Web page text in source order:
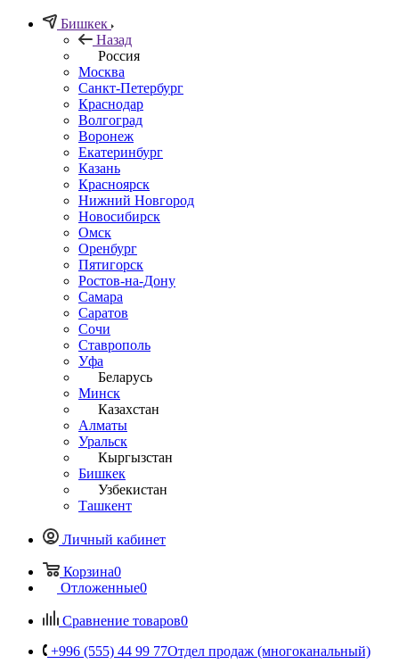
Бишкек
Назад
Россия
Москва
Санкт-Петербург
Краснодар
Волгоград
Воронеж
Екатеринбург
Казань
Красноярск
Нижний Новгород
Новосибирск
Омск
Оренбург
Пятигорск
Ростов-на-Дону
Самара
Саратов
Сочи
Ставрополь
Уфа
Беларусь
Минск
Казахстан
Алматы
Уральск
Кыргызстан
Бишкек
Узбекистан
Ташкент
Личный кабинет
Корзина0
Отложенные0
Сравнение товаров0
+996 (555) 44 99 77Отдел продаж (многоканальный)